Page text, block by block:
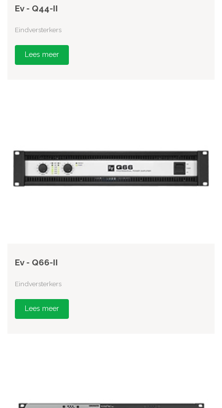
Ev - Q44-II
Eindversterkers
Lees meer
Ev - Q66-II
Eindversterkers
Lees meer